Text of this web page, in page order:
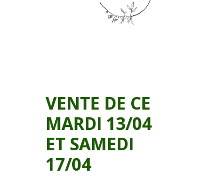
VENTE DE CE
MARDI 13/04
ET SAMEDI
17/04